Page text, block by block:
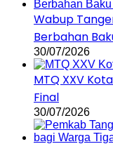
Wabup
Berbahan
30/07/2026
MTQ XXV
Final
30/07/2026